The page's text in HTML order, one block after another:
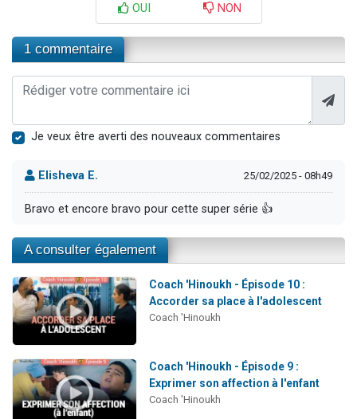
OUI NON
1 commentaire
Je veux être averti des nouveaux commentaires
Elisheva E. 25/02/2025 - 08h49
Bravo et encore bravo pour cette super série 👍
A consulter également
Coach 'Hinoukh - Épisode 10 :
Accorder sa place à l'adolescent
Coach 'Hinoukh
Coach 'Hinoukh - Épisode 9 :
Exprimer son affection à l'enfant
Coach 'Hinoukh